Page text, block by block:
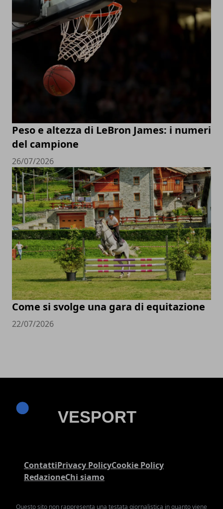
Peso e altezza di LeBron James: i numeri
del campione
26/07/2026
Come si svolge una gara di equitazione
22/07/2026
ContattiPrivacy PolicyCookie Policy
RedazioneChi siamo
Questo sito non rappresenta una testata giornalistica in quanto viene